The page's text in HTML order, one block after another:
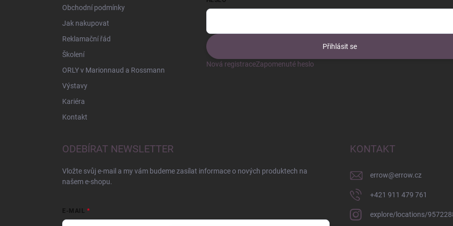
Obchodní podmínky
Jak nakupovat
Reklamační řád
Školení
ORLY v Marionnaud a Rossmann
Výstavy
Kariéra
Kontakt
Přihlásit se
Nová registraceZapomenuté heslo
ODEBÍRAT NEWSLETTER
Vložte svůj e-mail a my vám budeme zasílat informace o nových produktech na
našem e-shopu.
E-MAIL
KONTAKT
errow@errow.cz
+421 911 479 761
explore/locations/